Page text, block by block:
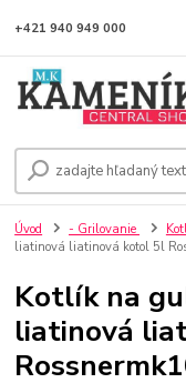
+421 940 949 000
Úvod - Grilovanie
liatinová liatinová kotol 5l
Kotlík na
liatinová